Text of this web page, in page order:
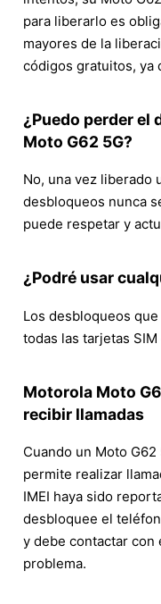
para liberarlo es
mayores de la
códigos gratuitos, ya
¿Puedo perder el
Moto G62 5G?
No, una vez liberado
desbloqueos nunca
puede respetar y
¿Podré usar
Los desbloqueos
todas las tarjetas
Motorola Moto
recibir llamadas
Cuando un Moto
permite realizar
IMEI haya sido
desbloquee el
y debe contactar con
problema.